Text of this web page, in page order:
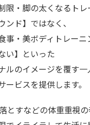
限・脚の太くなるト
ンド】ではなく、
事・美ボディトレーニ
い】といった
ルのイメージを覆す一
ービスを提供します。
とすなどの体重重視